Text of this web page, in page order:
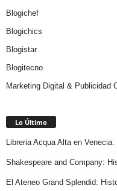
Blogichef
Blogichics
Blogistar
Blogitecno
Marketing Digital & Publicidad
Lo Último
Libreria Acqua Alta en
Shakespeare and Company:
El Ateneo Grand Splendid: